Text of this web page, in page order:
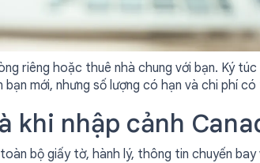
riêng hoặc thuê nhà chung với bạn. Ký
mới, nhưng số lượng có hạn và chi phí
khi nhập cảnh
bộ giấy tờ, hành lý, thông tin chuyến bay